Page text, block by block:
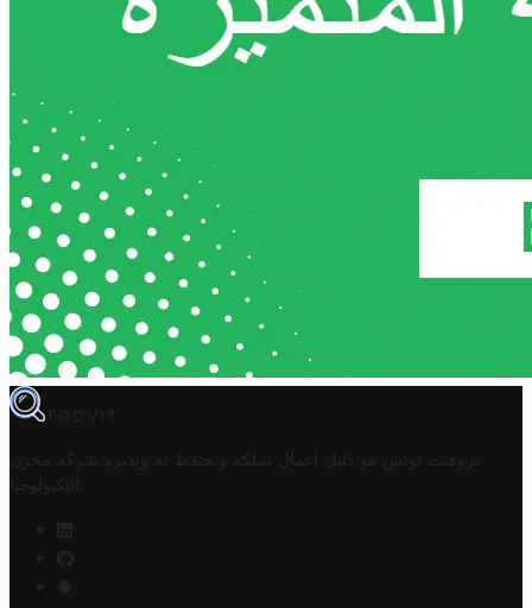
TROVIT
تروفيت تونس هو دليل أعمال تملكه وتحتفظ به وتديره
شركة مخزن
التكنولوجيا